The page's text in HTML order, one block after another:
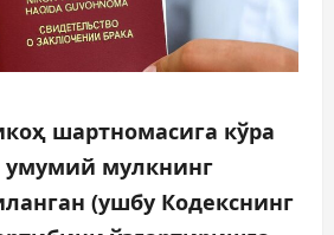
шартномасига кўра
умумий мулкнинг
(ушбу Кодекснинг